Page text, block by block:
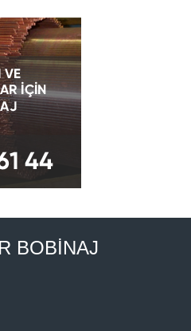
BOBİNAJ